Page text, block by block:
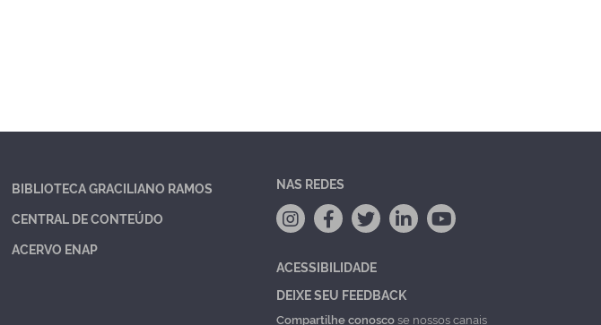
BIBLIOTECA GRACILIANO RAMOS
CENTRAL DE CONTEÚDO
ACERVO ENAP
NAS REDES
ACESSIBILIDADE
DEIXE SEU FEEDBACK
Compartilhe conoscose nossos canais